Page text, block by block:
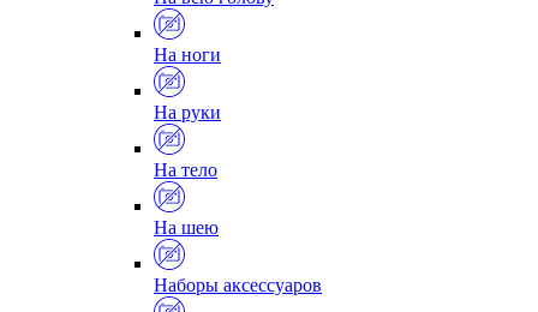
На ноги
На руки
На тело
На шею
Наборы аксессуаров